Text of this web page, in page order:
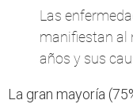
Las
manifiestan al
años y sus
La gran mayoría